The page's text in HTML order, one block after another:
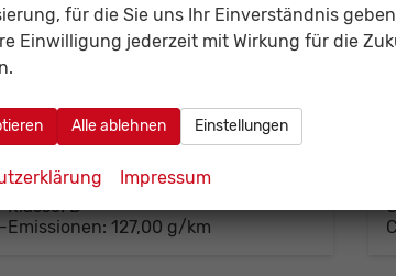
Getriebe
Doppelkupplungsgetriebe (DSG)
Außenfarbe Moon Weiss metallic
kW (116 PS)
€
kombiniert:5,60 l/100km
Klasse: D
-Emissionen: 127,00 g/km
für die Sie uns Ihr Einverständnis
Einwilligung jederzeit mit Wirkung für die
Alle ablehnen Einstellungen
Impressum